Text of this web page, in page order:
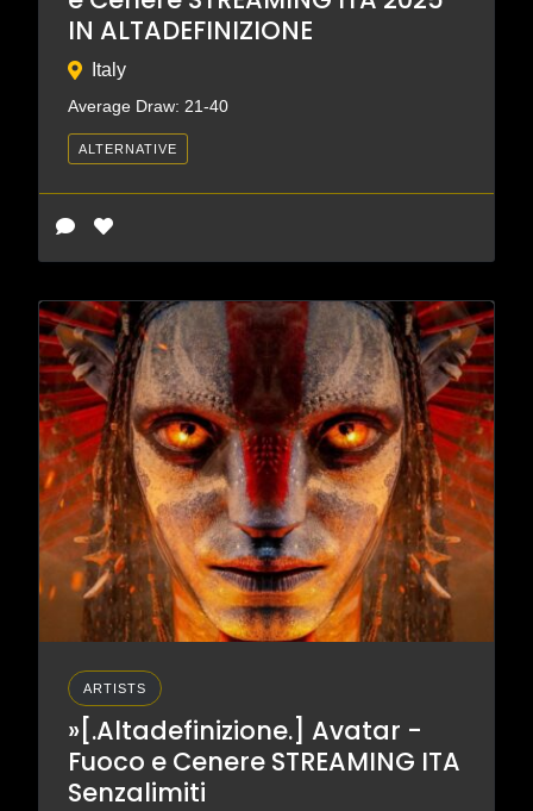
IN ALTADEFINIZIONE
Italy
Average Draw: 21-40
ALTERNATIVE
ARTISTS
»[.Altadefinizione.] Avatar -
Fuoco e Cenere STREAMING ITA
Senzalimiti